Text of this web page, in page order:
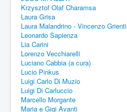
Krzysztof Olaf Charamsa
Laura Grisa
Laura Malandrino - Vincenzo Grienti
Leonardo Sapienza
Lia Carini
Lorenzo Vecchiarelli
Luciano Cabbia (a cura)
Lucio Pinkus
Luigi Carlo Di Muzio
Luigi Di Carluccio
Marcello Morgante
Maria e Gigi Avanti